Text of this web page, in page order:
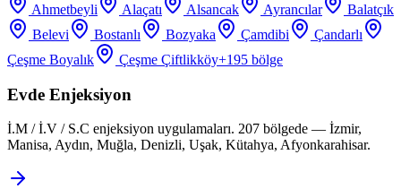
Ahmetbeyli Alaçatı Alsancak Ayrancılar
Balatçık
Belevi
Bostanlı Bozyaka Çamdibi
Çandarlı
Çeşme Boyalık
Çeşme Çiftlikköy+195 bölge
Evde Enjeksiyon
İ.M / İ.V / S.C enjeksiyon uygulamaları. 207 bölgede — İzmir,
Manisa, Aydın, Muğla, Denizli, Uşak, Kütahya, Afyonkarahisar.